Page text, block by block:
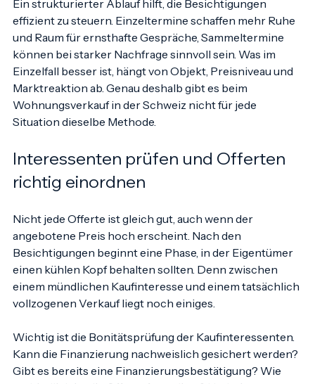
Ein strukturierter Ablauf hilft, die Besichtigungen
effizient zu steuern. Einzeltermine schaffen mehr Ruhe
und Raum für ernsthafte Gespräche, Sammeltermine
können bei starker Nachfrage sinnvoll sein. Was im
Einzelfall besser ist, hängt von Objekt, Preisniveau und
Marktreaktion ab. Genau deshalb gibt es beim
Wohnungsverkauf in der Schweiz nicht für jede
Interessenten prüfen und Offerten
Nicht jede Offerte ist gleich gut, auch wenn der
angebotene Preis hoch erscheint. Nach den
Besichtigungen beginnt eine Phase, in der Eigentümer
einen kühlen Kopf behalten sollten. Denn zwischen
einem mündlichen Kaufinteresse und einem tatsächlich
Wichtig ist die Bonitätsprüfung der Kaufinteressenten.
Kann die Finanzierung nachweislich gesichert werden?